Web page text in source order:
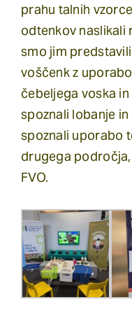
prahu talnih
odtenkov naslikali
smo jim
voščenk z
čebeljega voska
spoznali lobanje
spoznali uporabo
drugega
FVO.